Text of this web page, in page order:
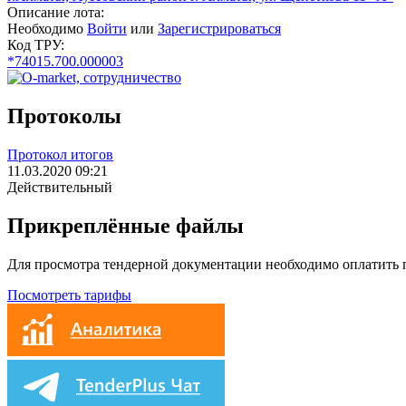
Описание лота:
Необходимо Войти или Зарегистрироваться
Код ТРУ:
*74015.700.000003
Протоколы
Протокол итогов
11.03.2020 09:21
Действительный
Прикреплённые файлы
Для просмотра тендерной документации необходимо оплатить
Посмотреть тарифы